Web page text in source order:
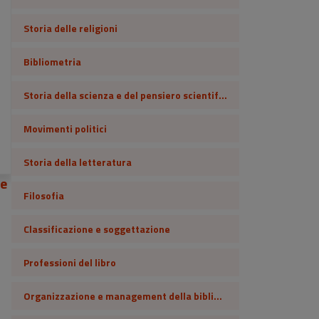
Storia delle religioni
Bibliometria
Storia della scienza e del pensiero scientifico
Movimenti politici
Storia della letteratura
Filosofia
Classificazione e soggettazione
Professioni del libro
Organizzazione e management della biblioteca